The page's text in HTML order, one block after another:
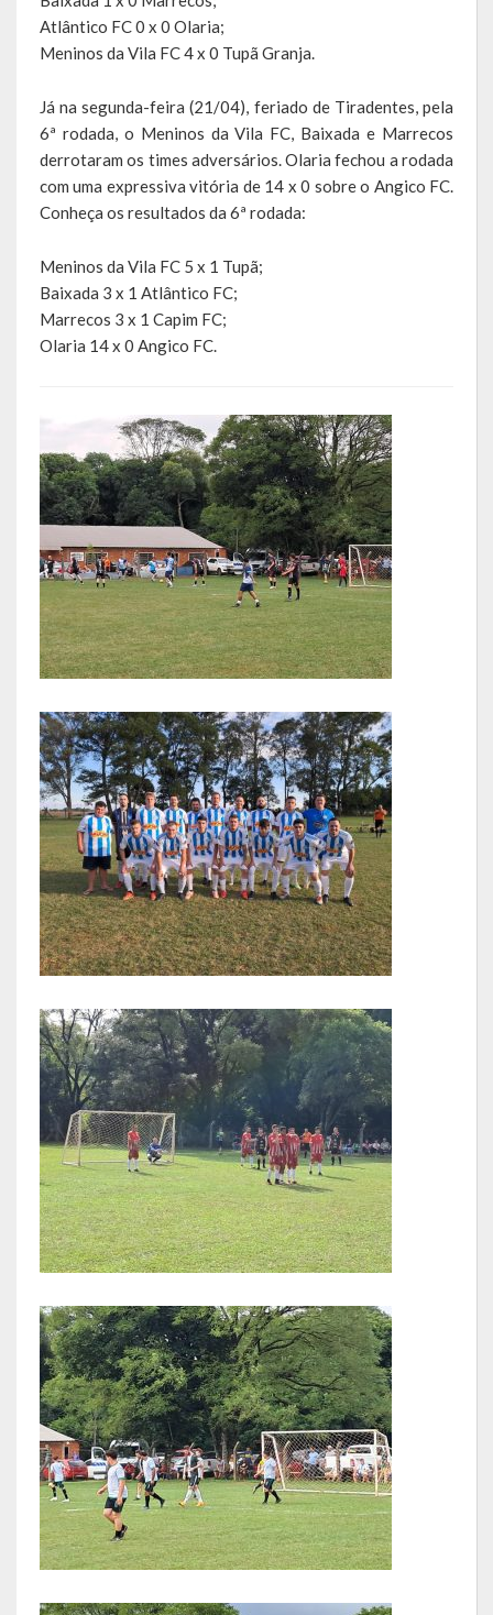
Serviços Urbanos
ATOS NORMATIVOS
LEIS ORDINÁRIAS
DECRETOS
Publicações
Regulamentos
Editais
Planos
Concursos
Termos de Compromisso
LRF
RGF – Relatório de Gestão Fiscal
RREO – Relatório Resumido da Execução Orçamentária
LOA – Lei Orçamentária Anual
RC – Relatório Circunstanciado
PPA – Plano Plurianual
LDO – Lei de Diretrizes Orçamentárias
Acesso à Informação
Transparência
Atlântico FC 0 x 0 Olaria;
Meninos da Vila FC 4 x 0 Tupã Granja.
Já na segunda-feira (21/04), feriado de Tiradentes, pela
6ª rodada, o Meninos da Vila FC, Baixada e Marrecos
derrotaram os times adversários. Olaria fechou a rodada
com uma expressiva vitória de 14 x 0 sobre o Angico FC.
Conheça os resultados da 6ª rodada:
Meninos da Vila FC 5 x 1 Tupã;
Baixada 3 x 1 Atlântico FC;
Marrecos 3 x 1 Capim FC;
Olaria 14 x 0 Angico FC.